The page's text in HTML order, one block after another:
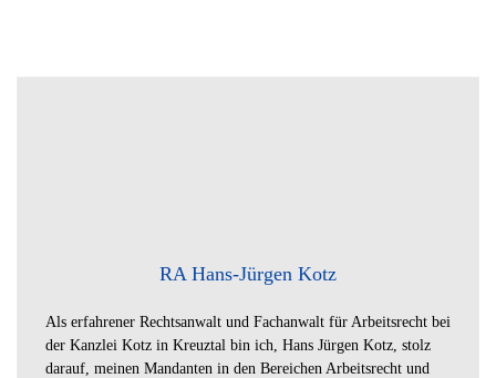
RA Hans-Jürgen Kotz
Als erfahrener Rechtsanwalt und Fachanwalt für Arbeitsrecht bei
der Kanzlei Kotz in Kreuztal bin ich, Hans Jürgen Kotz, stolz
darauf, meinen Mandanten in den Bereichen Arbeitsrecht und